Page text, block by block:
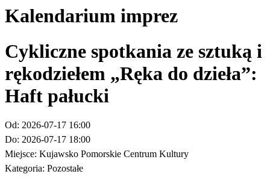
Kalendarium imprez
Cykliczne spotkania ze sztuką i
rękodziełem „Ręka do dzieła”:
Haft pałucki
Od: 2026-07-17 16:00
Do: 2026-07-17 18:00
Miejsce: Kujawsko Pomorskie Centrum Kultury
Kategoria: Pozostałe